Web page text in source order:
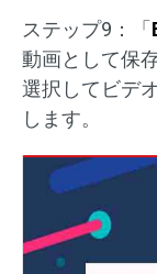
ステップ9：「
動画として保
選択してビデ
します。